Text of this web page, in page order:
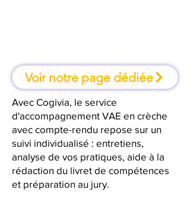
Voir notre page dédiée
Avec Cogivia, le service
d'accompagnement VAE en crèche
avec compte-rendu repose sur un
suivi individualisé : entretiens,
analyse de vos pratiques, aide à la
rédaction du livret de compétences
et préparation au jury.